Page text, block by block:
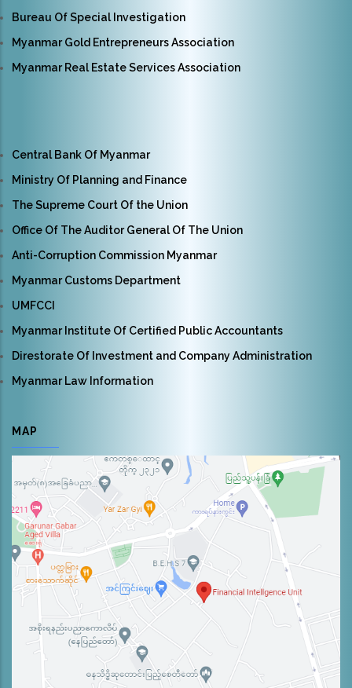
Bureau Of Special Investigation
Myanmar Gold Entrepreneurs Association
Myanmar Real Estate Services Association
Central Bank Of Myanmar
Ministry Of Planning and Finance
The Supreme Court Of the Union
Office Of The Auditor General Of The Union
Anti-Corruption Commission Myanmar
Myanmar Customs Department
UMFCCI
Myanmar Institute Of Certified Public Accountants
Direstorate Of Investment and Company Administration
Myanmar Law Information
MAP